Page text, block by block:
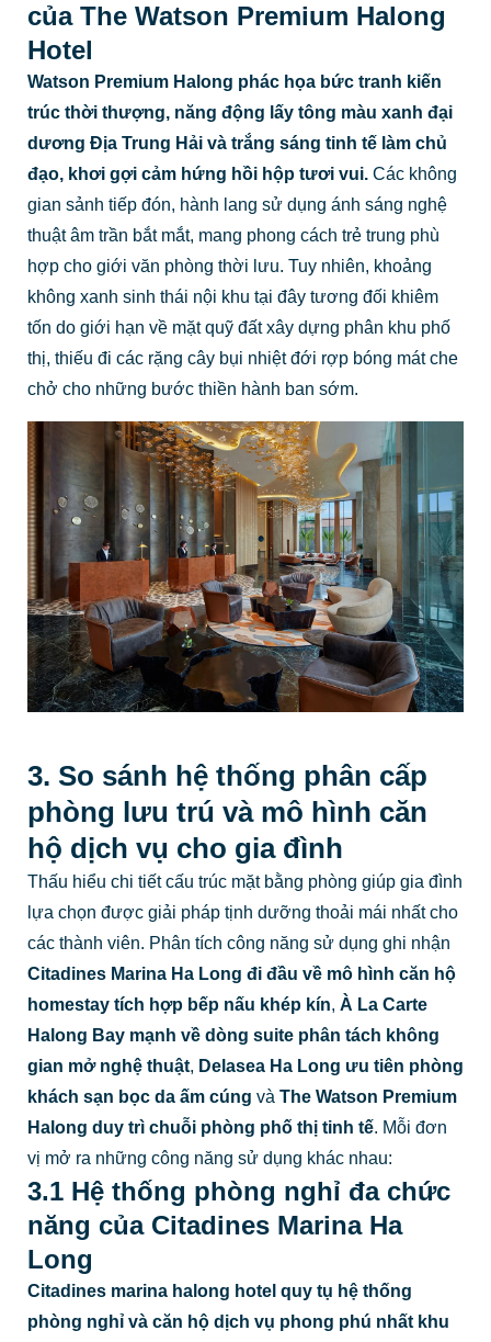
của The Watson Premium Halong
Hotel
Watson Premium Halong phác họa bức tranh kiến
trúc thời thượng, năng động lấy tông màu xanh đại
dương Địa Trung Hải và trắng sáng tinh tế làm chủ
đạo, khơi gợi cảm hứng hồi hộp tươi vui.Các không
gian sảnh tiếp đón, hành lang sử dụng ánh sáng nghệ
thuật âm trần bắt mắt, mang phong cách trẻ trung phù
hợp cho giới văn phòng thời lưu. Tuy nhiên, khoảng
không xanh sinh thái nội khu tại đây tương đối khiêm
tốn do giới hạn về mặt quỹ đất xây dựng phân khu phố
thị, thiếu đi các rặng cây bụi nhiệt đới rợp bóng mát che
chở cho những bước thiền hành ban sớm.
3. So sánh hệ thống phân cấp
phòng lưu trú và mô hình căn
hộ dịch vụ cho gia đình
Thấu hiểu chi tiết cấu trúc mặt bằng phòng giúp gia đình
lựa chọn được giải pháp tịnh dưỡng thoải mái nhất cho
các thành viên. Phân tích công năng sử dụng ghi nhận
Citadines Marina Ha Long đi đầu về mô hình căn hộ
homestay tích hợp bếp nấu khép kín, À La Carte
Halong Bay mạnh về dòng suite phân tách không
gian mở nghệ thuật, Delasea Ha Long ưu tiên phòng
khách sạn bọc da ấm cúng và The Watson Premium
Halong duy trì chuỗi phòng phố thị tinh tế. Mỗi đơn
vị mở ra những công năng sử dụng khác nhau:
3.1 Hệ thống phòng nghỉ đa chức
năng của Citadines Marina Ha
Long
Citadines marina halong hotel quy tụ hệ thống
phòng nghỉ và căn hộ dịch vụ phong phú nhất khu